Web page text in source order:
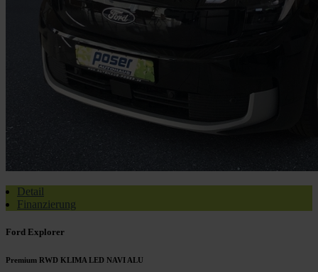
Detail
Finanzierung
Ford Explorer
Premium RWD KLIMA LED NAVI ALU